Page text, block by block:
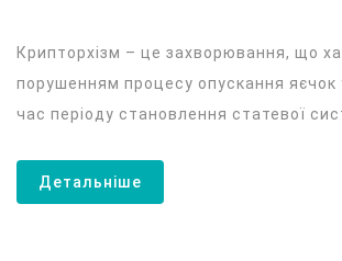
Крипторхізм – це захворювання, що
порушенням процесу опускання яєчок
час періоду становлення статевої
Детальніше